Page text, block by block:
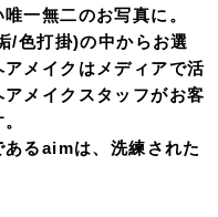
一無二のお写真に。
/色打掛)の中からお選
メイクはメディアで活
メイクスタッフがお客
るaimは、洗練された